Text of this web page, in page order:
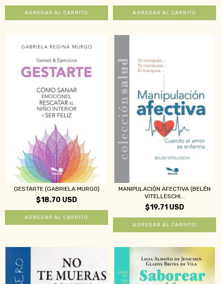
GESTARTE (GABRIELA MURGO)
$18.70 USD
MANIPULACIÓN AFECTIVA (BELÉN
VITELLESCHI...
$19.71 USD